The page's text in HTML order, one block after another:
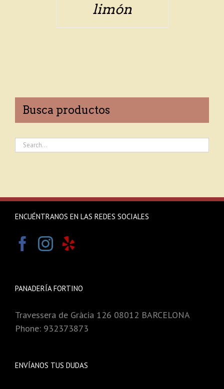
limón
Busca productos
ENCUÉNTRANOS EN LAS REDES SOCIALES
PANADERÍA FORTINO
Travessera de Gràcia 126 08012 BARCELONA
Phone: 932373873
ENVÍANOS TUS DUDAS